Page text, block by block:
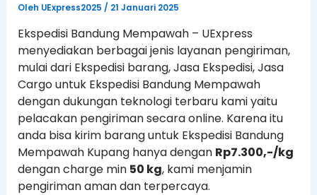
Oleh UExpress2025 / 21 Januari 2025
Ekspedisi Bandung Mempawah – UExpress
menyediakan berbagai jenis layanan pengiriman,
mulai dari Ekspedisi barang, Jasa Ekspedisi, Jasa
Cargo untuk Ekspedisi Bandung Mempawah
dengan dukungan teknologi terbaru kami yaitu
pelacakan pengiriman secara online. Karena itu
anda bisa kirim barang untuk Ekspedisi Bandung
Mempawah Kupang hanya dengan Rp7.300,-/kg
dengan charge min 50 kg, kami menjamin
pengiriman aman dan terpercaya.